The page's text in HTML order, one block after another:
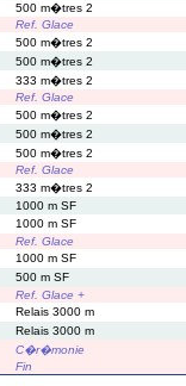
500 m�tres 2
Ref. Glace
500 m�tres 2
500 m�tres 2
333 m�tres 2
Ref. Glace
500 m�tres 2
500 m�tres 2
500 m�tres 2
Ref. Glace
333 m�tres 2
1000 m SF
1000 m SF
Ref. Glace
1000 m SF
500 m SF
Ref. Glace +
Relais 3000 m
Relais 3000 m
C�r�monie
Fin